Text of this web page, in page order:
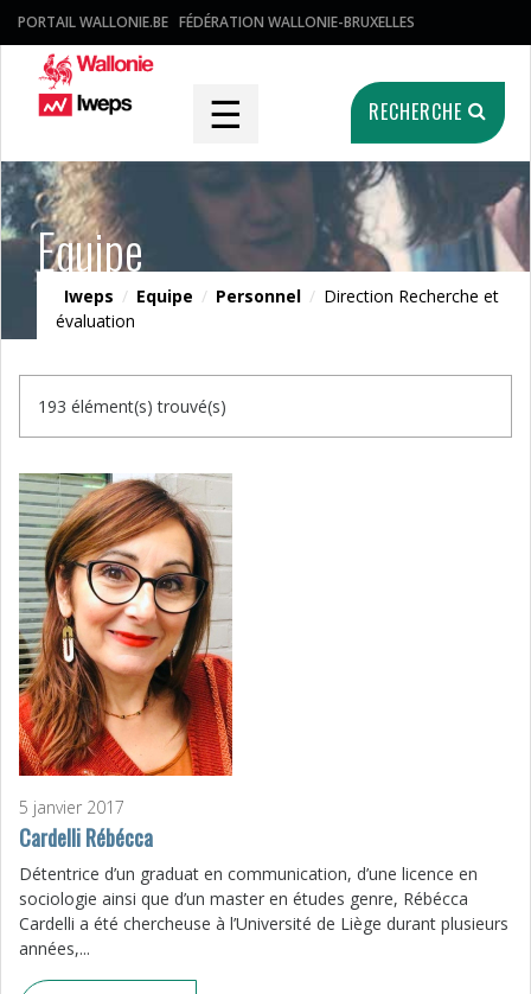
PORTAIL WALLONIE.BE FÉDÉRATION WALLONIE-BRUXELLES
☰ RECHERCHE
Equipe
Iweps / Equipe / Personnel / Direction Recherche et
évaluation
193 élément(s) trouvé(s)
5 janvier 2017
Cardelli Rébécca
Détentrice d’un graduat en communication, d’une licence en
sociologie ainsi que d’un master en études genre, Rébécca
Cardelli a été chercheuse à l’Université de Liège durant plusieurs
années,...